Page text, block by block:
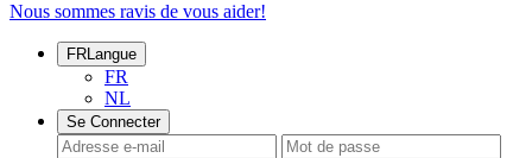
Nous sommes ravis de vous aider!
FRLangue
FR
NL
Se Connecter